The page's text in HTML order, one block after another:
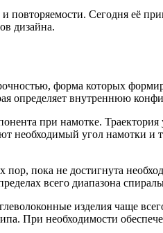
Сегодня её
дизайна.
форма которых
определяет внутреннюю
при намотке. Траектория
угол намотки и
пока не достигнута
всего диапазона
изделия чаще
При необходимости